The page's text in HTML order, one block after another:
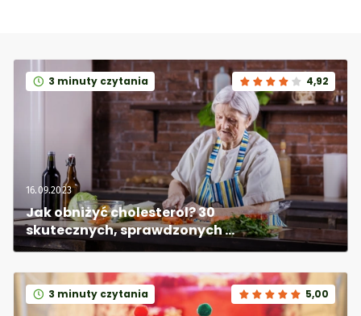
16.09.2023
Jak obniżyć cholesterol? 30
skutecznych, sprawdzonych
domowych sposobów na obniżenie
3 minuty czytania 4,92
3 minuty czytania 5,00